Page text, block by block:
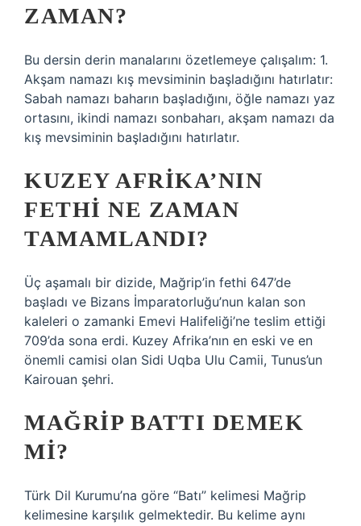
ZAMAN?
Bu dersin derin manalarını özetlemeye çalışalım: 1.
Akşam namazı kış mevsiminin başladığını hatırlatır:
Sabah namazı baharın başladığını, öğle namazı yaz
ortasını, ikindi namazı sonbaharı, akşam namazı da
kış mevsiminin başladığını hatırlatır.
KUZEY AFRIKA’NIN
FETHI NE ZAMAN
TAMAMLANDI?
Üç aşamalı bir dizide, Mağrip’in fethi 647’de
başladı ve Bizans İmparatorluğu’nun kalan son
kaleleri o zamanki Emevi Halifeliği’ne teslim ettiği
709’da sona erdi. Kuzey Afrika’nın en eski ve en
önemli camisi olan Sidi Uqba Ulu Camii, Tunus’un
Kairouan şehri.
MAĞRIP BATTI DEMEK
MI?
Türk Dil Kurumu’na göre “Batı” kelimesi Mağrip
kelimesine karşılık gelmektedir. Bu kelime aynı